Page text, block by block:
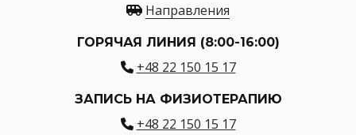
Направления
ГОРЯЧАЯ ЛИНИЯ (8:00-16:00)
+48 22 150 15 17
ЗАПИСЬ НА ФИЗИОТЕРАПИЮ
+48 22 150 15 17